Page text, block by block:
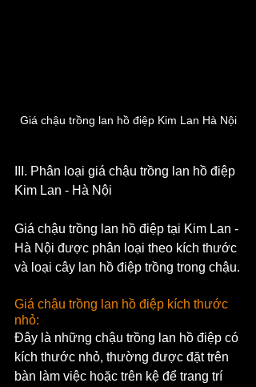
Giá chậu trồng lan hồ điệp Kim Lan Hà Nội
III. Phân loại giá chậu trồng lan hồ điệp
Kim Lan - Hà Nội
Giá chậu trồng lan hồ điệp tại Kim Lan -
Hà Nội được phân loại theo kích thước
và loại cây lan hồ điệp trồng trong chậu.
Giá chậu trồng lan hồ điệp kích thước
nhỏ:
Đây là những chậu trồng lan hồ điệp có
kích thước nhỏ, thường được đặt trên
bàn làm việc hoặc trên kệ để trang trí